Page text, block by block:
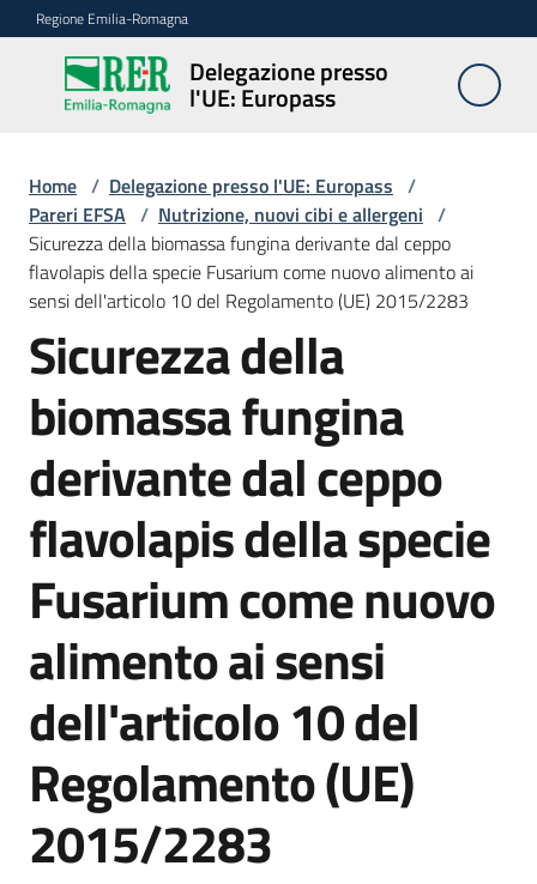
Vai al contenuto
Vai alla navigazione
Vai al footer
Regione Emilia-Romagna
Delegazione presso
l'UE: Europass
Delegazione
presso l'UE:
Novità
Pareri
EFSA
Opportunità
Chi
siamo
Sede
di
Bruxelles
Home / Delegazione presso l'UE: Europass /
Pareri EFSA / Nutrizione, nuovi cibi e allergeni /
Sicurezza della biomassa fungina derivante dal ceppo
flavolapis della specie Fusarium come nuovo alimento ai
sensi dell'articolo 10 del Regolamento (UE) 2015/2283
Sicurezza della
biomassa fungina
derivante dal ceppo
flavolapis della specie
Fusarium come nuovo
alimento ai sensi
dell'articolo 10 del
Regolamento (UE)
2015/2283